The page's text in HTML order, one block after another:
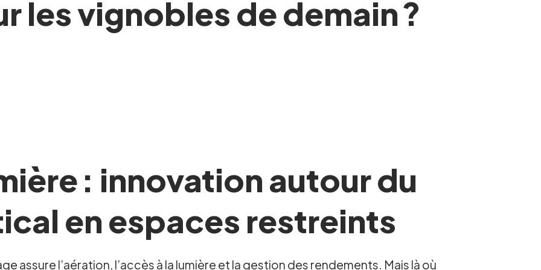
les vignobles de demain ?
: innovation autour du
en espaces restreints
assure l’aération, l’accès à la lumière et la gestion des rendements. Mais là où